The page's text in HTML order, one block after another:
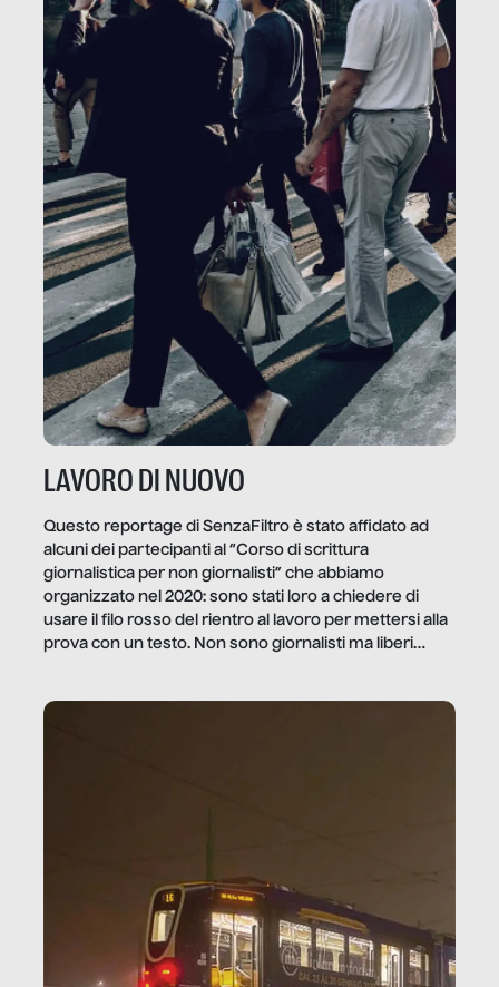
LAVORO DI NUOVO
Questo reportage di SenzaFiltro è stato affidato ad
alcuni dei partecipanti al “Corso di scrittura
giornalistica per non giornalisti” che abbiamo
organizzato nel 2020: sono stati loro a chiedere di
usare il filo rosso del rientro al lavoro per mettersi alla
prova con un testo. Non sono giornalisti ma liberi